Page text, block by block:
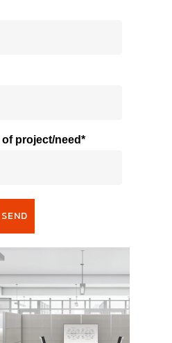
project/need*
SEND